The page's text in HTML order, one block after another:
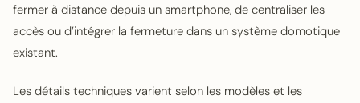
fermer à distance depuis un smartphone, de centraliser les
accès ou d’intégrer la fermeture dans un système domotique
existant.
Les détails techniques varient selon les modèles et les